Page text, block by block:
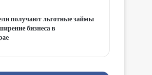
получают льготные займы
бизнеса в